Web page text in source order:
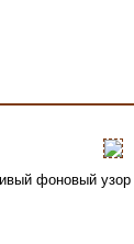
фоновый